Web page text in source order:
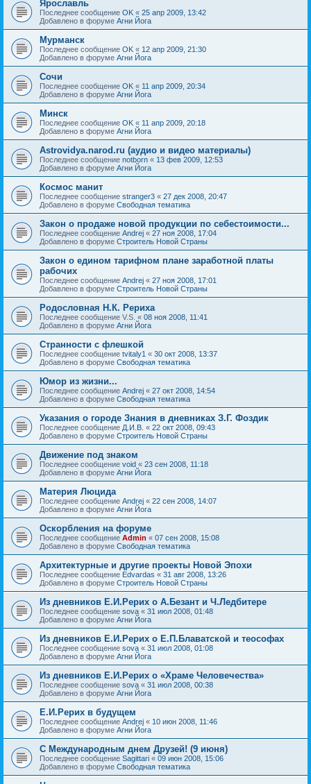
Ярославль
Последнее сообщение OK « 25 апр 2009, 13:42
Добавлено в форуме Агни Йога
Мурманск
Последнее сообщение OK « 12 апр 2009, 21:30
Добавлено в форуме Агни Йога
Сочи
Последнее сообщение OK « 11 апр 2009, 20:34
Добавлено в форуме Агни Йога
Минск
Последнее сообщение OK « 11 апр 2009, 20:18
Добавлено в форуме Агни Йога
Astrovidya.narod.ru (аудио и видео материалы)
Последнее сообщение notborn « 13 фев 2009, 12:53
Добавлено в форуме Агни Йога
Космос манит
Последнее сообщение stranger3 « 27 дек 2008, 20:47
Добавлено в форуме Свободная тематика
Закон о продаже новой продукции по себестоимости...
Последнее сообщение Andrej « 27 ноя 2008, 17:04
Добавлено в форуме Строитель Новой Страны
Закон о едином тарифном плане заработной платы
рабочих
Последнее сообщение Andrej « 27 ноя 2008, 17:01
Добавлено в форуме Строитель Новой Страны
Родословная Н.К. Рериха
Последнее сообщение V.S. « 08 ноя 2008, 11:41
Добавлено в форуме Агни Йога
Странности с флешкой
Последнее сообщение tvitaly1 « 30 окт 2008, 13:37
Добавлено в форуме Свободная тематика
Юмор из жизни...
Последнее сообщение Andrej « 27 окт 2008, 14:54
Добавлено в форуме Свободная тематика
Указания о городе Знания в дневниках З.Г. Фоздик
Последнее сообщение Д.И.В. « 22 окт 2008, 09:43
Добавлено в форуме Строитель Новой Страны
Движение под знаком
Последнее сообщение void « 23 сен 2008, 11:18
Добавлено в форуме Агни Йога
Материя Люцида
Последнее сообщение Andrej « 22 сен 2008, 14:07
Добавлено в форуме Агни Йога
Оскорбления на форуме
Последнее сообщение Admin « 07 сен 2008, 15:08
Добавлено в форуме Свободная тематика
Архитектурные и другие проекты Новой Эпохи
Последнее сообщение Edvardas « 31 авг 2008, 13:26
Добавлено в форуме Строитель Новой Страны
Из дневников Е.И.Рерих о А.Безант и Ч.Ледбитере
Последнее сообщение sova « 31 июл 2008, 01:48
Добавлено в форуме Агни Йога
Из дневников Е.И.Рерих о Е.П.Блаватской и теософах
Последнее сообщение sova « 31 июл 2008, 01:08
Добавлено в форуме Агни Йога
Из дневников Е.И.Рерих о «Храме Человечества»
Последнее сообщение sova « 31 июл 2008, 00:38
Добавлено в форуме Агни Йога
Е.И.Рерих в будущем
Последнее сообщение Andrej « 10 июн 2008, 11:46
Добавлено в форуме Агни Йога
С Международным днем Друзей! (9 июня)
Последнее сообщение Sagittari « 09 июн 2008, 15:06
Добавлено в форуме Свободная тематика